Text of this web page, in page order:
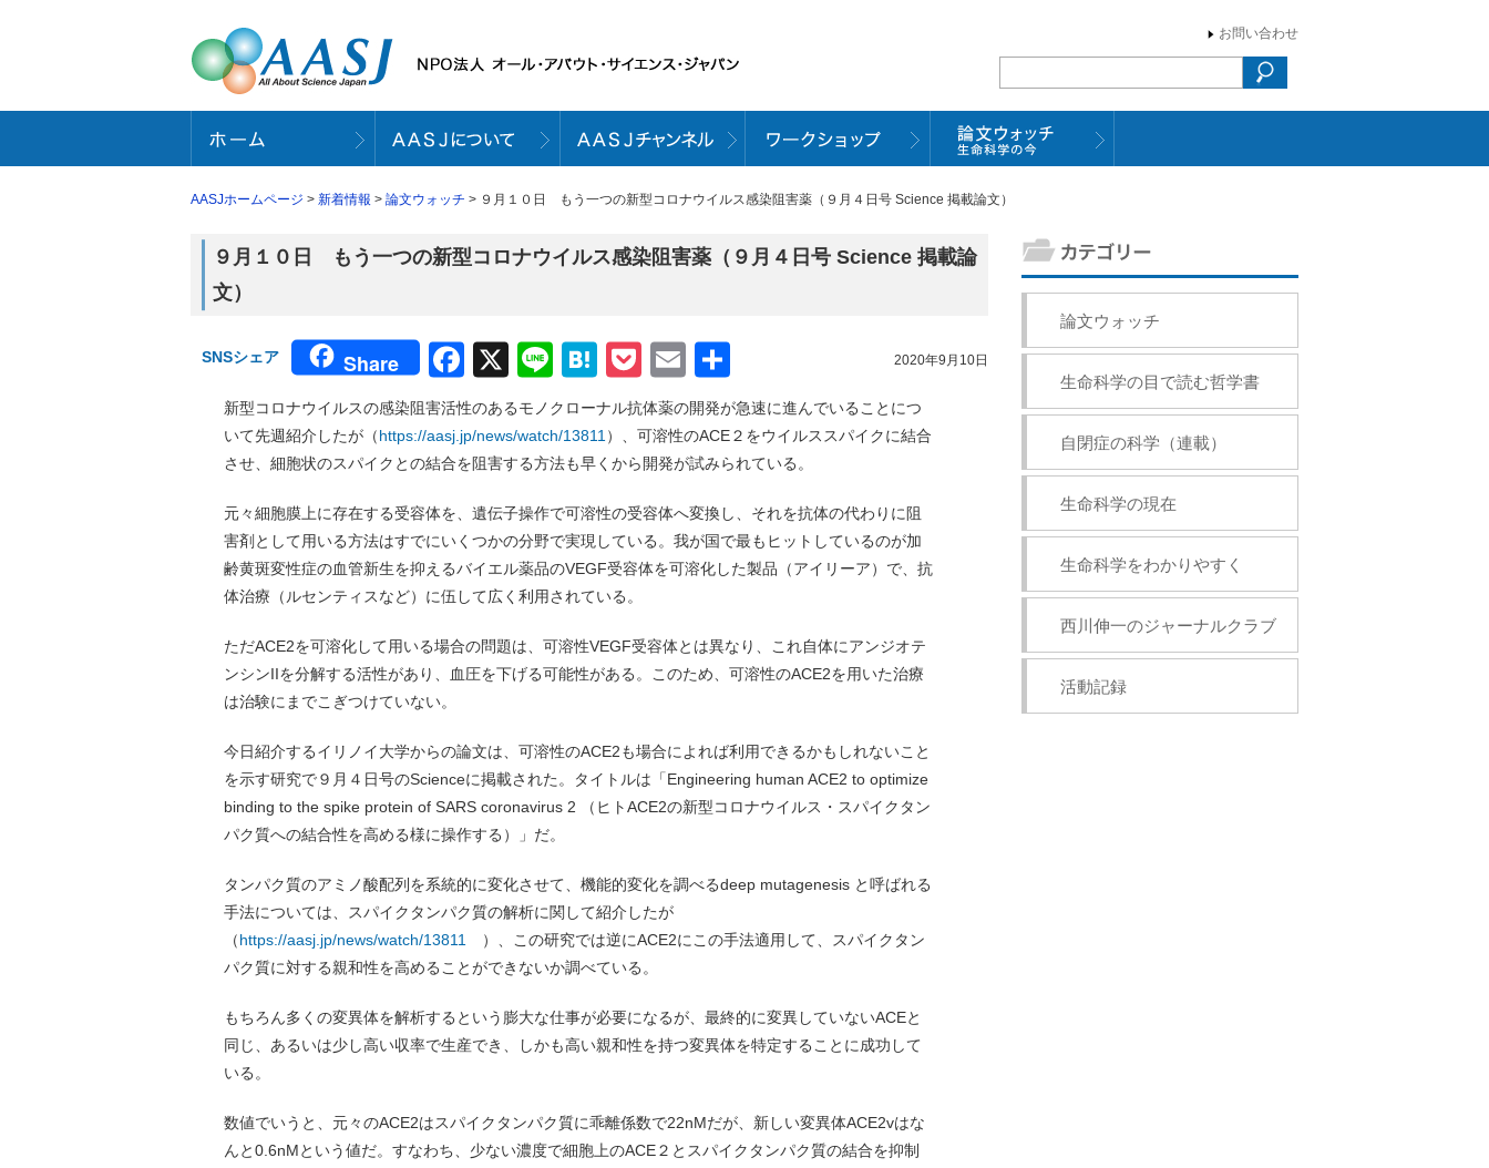
お問い合わせ
AASJホームページ > 新着情報 > 論文ウォッチ > ９月１０日 もう一つの新型コロナウイルス感染阻害薬（９月４日号 Science 掲載論文）
９月１０日 もう一つの新型コロナウイルス感染阻害薬（９月４日号 Science 掲載論
文）
2020年9月10日
SNSシェア Share Facebook
X LineHatena
Pocket
Email
有
新型コロナウイルスの感染阻害活性のあるモノクローナル抗体薬の開発が急速に進んでいることにつ
いて先週紹介したが（https://aasj.jp/news/watch/13811 ）、可溶性のACE２をウイルススパイクに結合
させ、細胞状のスパイクとの結合を阻害する方法も早くから開発が試みられている。
元々細胞膜上に存在する受容体を、遺伝子操作で可溶性の受容体へ変換し、それを抗体の代わりに阻
害剤として用いる方法はすでにいくつかの分野で実現している。我が国で最もヒットしているのが加
齢黄斑変性症の血管新生を抑えるバイエル薬品のVEGF受容体を可溶化した製品（アイリーア）で、抗
体治療（ルセンティスなど）に伍して広く利用されている。
ただACE2を可溶化して用いる場合の問題は、可溶性VEGF受容体とは異なり、これ自体にアンジオテ
ンシンIIを分解する活性があり、血圧を下げる可能性がある。このため、可溶性のACE2を用いた治療
は治験にまでこぎつけていない。
今日紹介するイリノイ大学からの論文は、可溶性のACE2も場合によれば利用できるかもしれないこと
を示す研究で９月４日号のScienceに掲載された。タイトルは「Engineering human ACE2 to optimize
binding to the spike protein of SARS coronavirus 2 （ヒトACE2の新型コロナウイルス・スパイクタン
パク質への結合性を高める様に操作する）」だ。
タンパク質のアミノ酸配列を系統的に変化させて、機能的変化を調べるdeep mutagenesis と呼ばれる
手法については、スパイクタンパク質の解析に関して紹介したが
（https://aasj.jp/news/watch/13811
）、この研究では逆にACE2にこの手法適用して、スパイクタン
パク質に対する親和性を高めることができないか調べている。
もちろん多くの変異体を解析するという膨大な仕事が必要になるが、最終的に変異していないACEと
同じ、あるいは少し高い収率で生産でき、しかも高い親和性を持つ変異体を特定することに成功して
いる。
数値でいうと、元々のACE2はスパイクタンパク質に乖離係数で22nMだが、新しい変異体ACE2vはな
んと0.6nMという値だ。すなわち、少ない濃度で細胞上のACE２とスパイクタンパク質の結合を抑制
論文ウォッチ
生命科学の目で読む哲学書
自閉症の科学（連載）
生命科学の現在
生命科学をわかりやすく
西川伸一のジャーナルクラブ
活動記録